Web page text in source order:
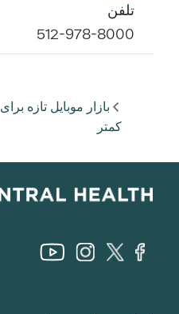
تلفن
512-978-8000
بازار موبایل تازه برای
کمتر